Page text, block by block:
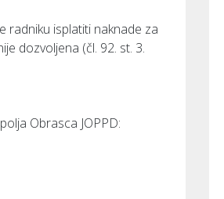
radniku isplatiti naknade za
dozvoljena (čl. 92. st. 3.
Obrasca JOPPD: